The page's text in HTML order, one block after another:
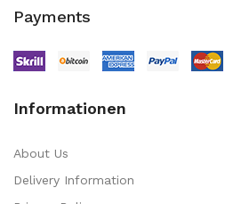
Payments
Informationen
About Us
Delivery Information